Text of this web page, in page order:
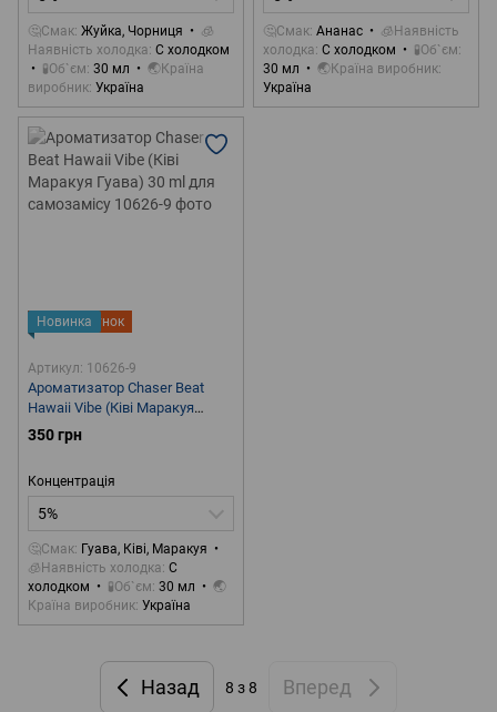
🤔Смак Жуйка, Чорниця
🧊
Наявність холодка С холодком
🧪Об`єм 30 мл
🌏Країна
виробник Україна
🤔Смак Ананас
🧊Наявність
холодка С холодком
🧪Об`єм
30 мл
🌏Країна виробник
Україна
Подарунок
Новинка
Артикул: 10626-9
Ароматизатор Chaser Beat
Hawaii Vibe (Ківі Маракуя
Гуава) 30 ml для самозамісу
350 грн
Концентрація
5%
🤔Смак Гуава, Ківі, Маракуя
🧊Наявність холодка С
холодком
🧪Об`єм 30 мл
🌏
Країна виробник Україна
Назад 8 з 8 Вперед